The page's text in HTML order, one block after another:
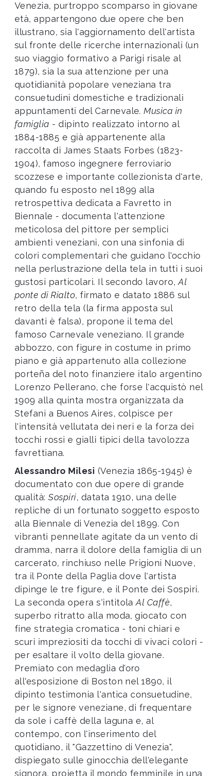
Venezia, purtroppo scomparso in giovane
età, appartengono due opere che ben
illustrano, sia l'aggiornamento dell'artista
sul fronte delle ricerche internazionali (un
suo viaggio formativo a Parigi risale al
1879), sia la sua attenzione per una
quotidianità popolare veneziana tra
consuetudini domestiche e tradizionali
appuntamenti del Carnevale.Musica in
famiglia - dipinto realizzato intorno al
1884-1885 e già appartenente alla
raccolta di James Staats Forbes (1823-
1904), famoso ingegnere ferroviario
scozzese e importante collezionista d'arte,
quando fu esposto nel 1899 alla
retrospettiva dedicata a Favretto in
Biennale - documenta l'attenzione
meticolosa del pittore per semplici
ambienti veneziani, con una sinfonia di
colori complementari che guidano l'occhio
nella perlustrazione della tela in tutti i suoi
gustosi particolari. Il secondo lavoro,Al
ponte di Rialto, firmato e datato 1886 sul
retro della tela (la firma apposta sul
davanti è falsa), propone il tema del
famoso Carnevale veneziano. Il grande
abbozzo, con figure in costume in primo
piano e già appartenuto alla collezione
porteña del noto finanziere italo argentino
Lorenzo Pellerano, che forse l'acquistò nel
1909 alla quinta mostra organizzata da
Stefani a Buenos Aires, colpisce per
l'intensità vellutata dei neri e la forza dei
tocchi rossi e gialli tipici della tavolozza
favrettiana.
Alessandro Milesi (Venezia 1865-1945) è
documentato con due opere di grande
qualità:Sospiri, datata 1910, una delle
repliche di un fortunato soggetto esposto
alla Biennale di Venezia del 1899. Con
vibranti pennellate agitate da un vento di
dramma, narra il dolore della famiglia di un
carcerato, rinchiuso nelle Prigioni Nuove,
tra il Ponte della Paglia dove l'artista
dipinge le tre figure, e il Ponte dei Sospiri.
La seconda opera s'intitolaAl Caffè,
superbo ritratto alla moda, giocato con
fine strategia cromatica - toni chiari e
scuri impreziositi da tocchi di vivaci colori -
per esaltare il volto della giovane.
Premiato con medaglia d'oro
all'esposizione di Boston nel 1890, il
dipinto testimonia l'antica consuetudine,
per le signore veneziane, di frequentare
da sole i caffè della laguna e, al
contempo, con l'inserimento del
quotidiano, il "Gazzettino di Venezia",
dispiegato sulle ginocchia dell'elegante
signora, proietta il mondo femminile in una